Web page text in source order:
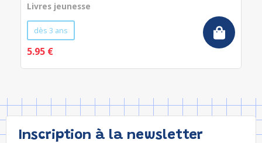
Livres jeunesse
dès 3 ans
5.95 €
Inscription à la newsletter